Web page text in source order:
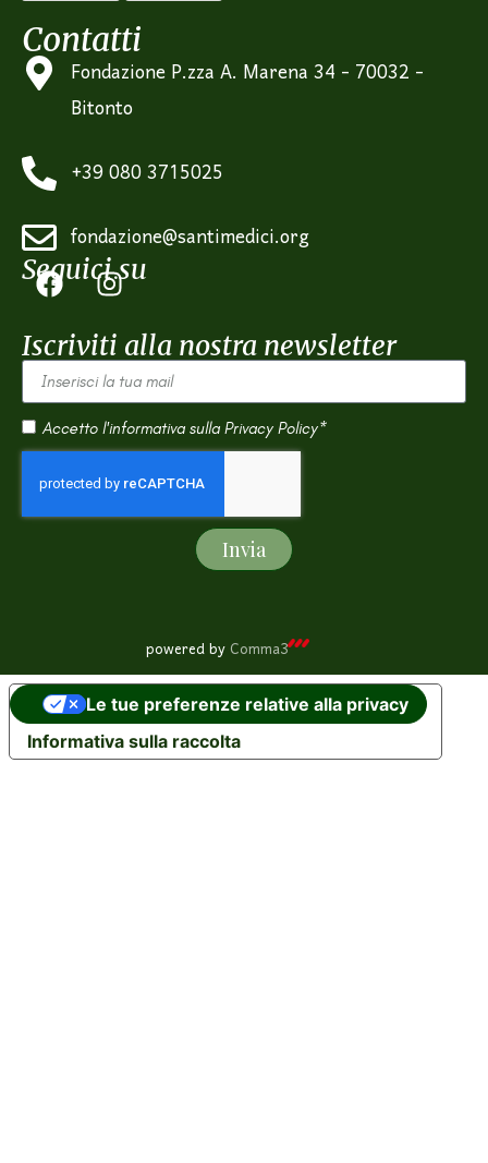
Contatti
Fondazione P.zza A. Marena 34 - 70032 -
Bitonto
+39 080 3715025
fondazione@santimedici.org
Seguici su
Iscriviti alla nostra newsletter
Accetto l'informativa sulla Privacy Policy*
Invia
powered byComma3
Informativa sulla raccolta
Le tue preferenze relative alla privacy